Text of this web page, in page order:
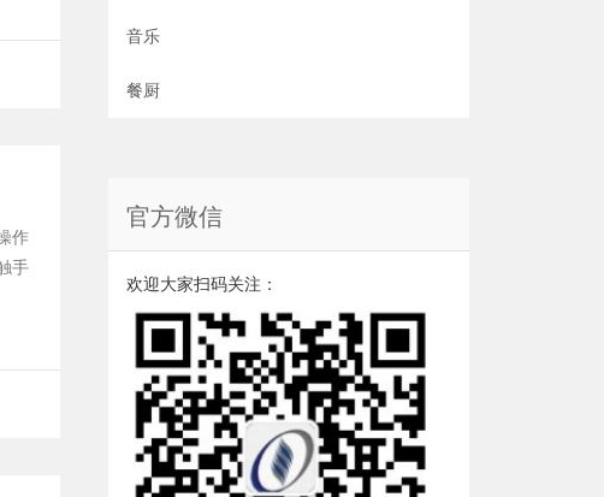
作
手
音乐
餐厨
官方微信
欢迎大家扫码关注：